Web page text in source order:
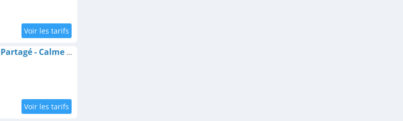
Chambre Privée dans Appartement Partagé - Calme et Lumineux - Proche Bordeaux -Pessac-Modern BR1-1